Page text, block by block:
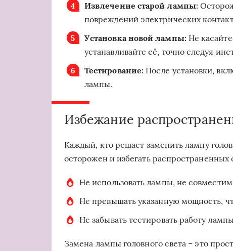
Извлечение старой лампы:
повреждений электрических
Установка новой лампы: Не
устанавливайте её, точно следуя
Тестирование: После установки,
лампы.
Избежание
Каждый, кто решает заменить лампу
осторожен и избегать распространенных
Не использовать лампы, не
Не превышать указанную мощность,
Не забывать тестировать работу
Замена лампы головного света – это